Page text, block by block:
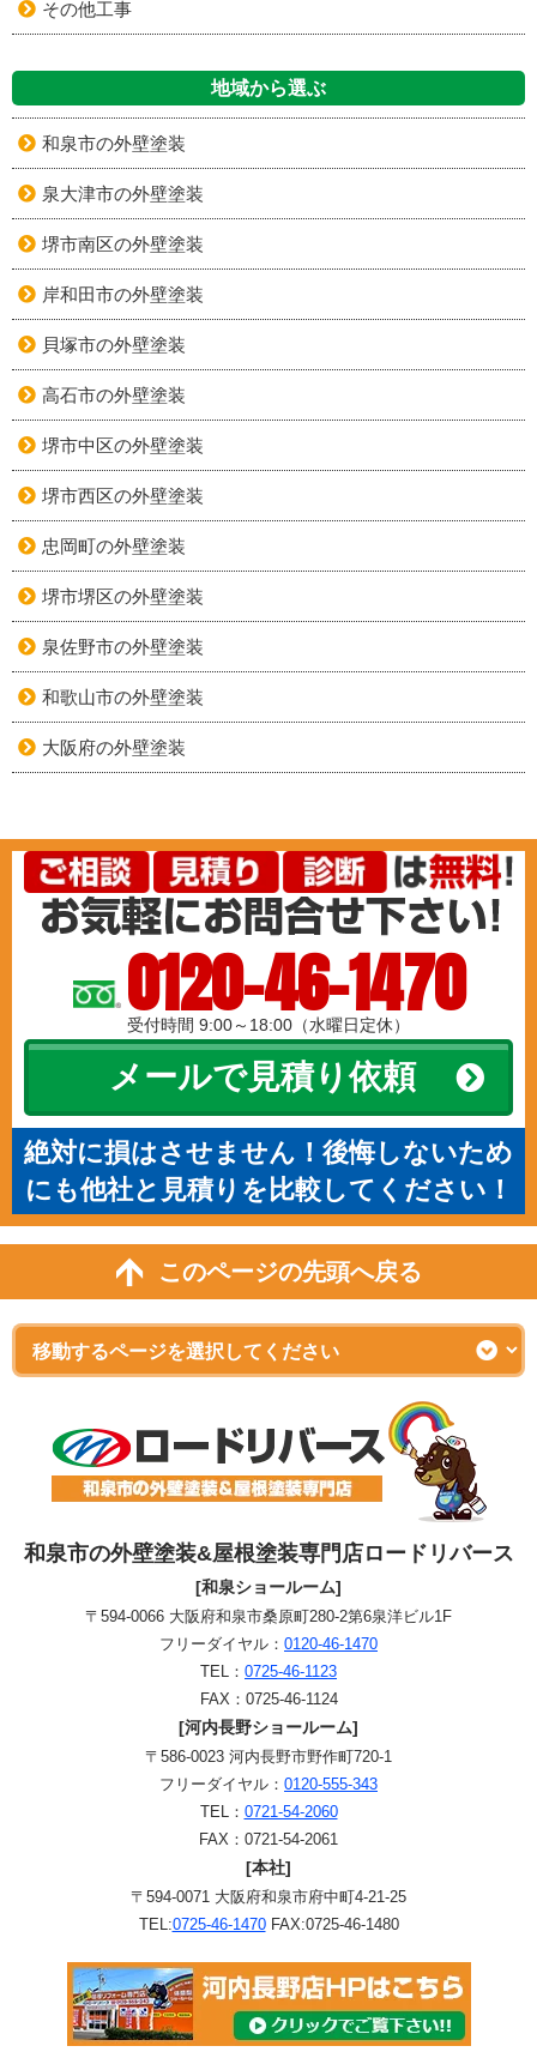
その他工事
地域から選ぶ
和泉市の外壁塗装
泉大津市の外壁塗装
堺市南区の外壁塗装
岸和田市の外壁塗装
貝塚市の外壁塗装
高石市の外壁塗装
堺市中区の外壁塗装
堺市西区の外壁塗装
忠岡町の外壁塗装
堺市堺区の外壁塗装
泉佐野市の外壁塗装
和歌山市の外壁塗装
大阪府の外壁塗装
0120-46-1470
受付時間 9:00～18:00（水曜日定休）
メールで見積り依頼
絶対に損はさせません！後悔しないため
にも他社と見積りを比較してください！
このページの先頭へ戻る
和泉市の外壁塗装&屋根塗装専門店ロードリバース
[和泉ショールーム]
〒594-0066 大阪府和泉市桑原町280-2第6泉洋ビル1F
フリーダイヤル： 0120-46-1470
TEL： 0725-46-1123
FAX：0725-46-1124
[河内長野ショールーム]
〒586-0023 河内長野市野作町720-1
フリーダイヤル： 0120-555-343
TEL： 0721-54-2060
FAX：0721-54-2061
[本社]
〒594-0071 大阪府和泉市府中町4-21-25
TEL:0725-46-1470FAX:0725-46-1480